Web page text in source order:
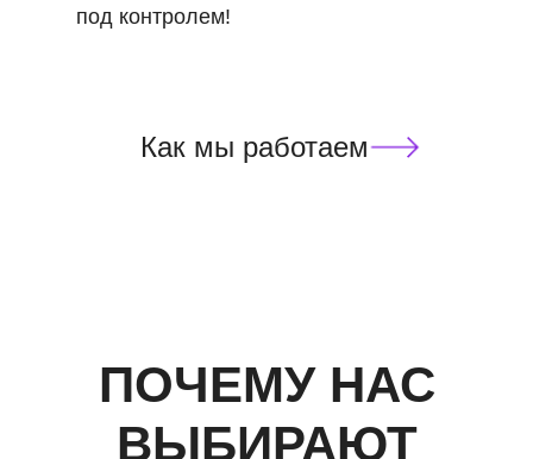
под контролем!
Как мы работаем
ПОЧЕМУ НАС
ВЫБИРАЮТ